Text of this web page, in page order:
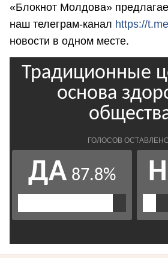
«Блокнот Молдова»
наш телеграм-канал https://
новости в одном месте.